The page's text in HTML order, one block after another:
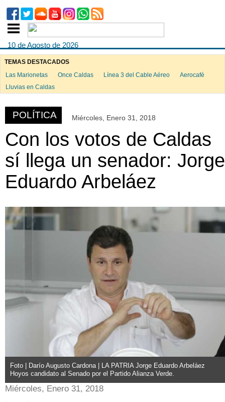
10 de Agosto de 2026
TEMAS DESTACADOS
Las Marionetas
Once Caldas Línea 3 del Cable Aéreo
Aerocafé
Lluvias en Caldas
POLÍTICA Miércoles, Enero 31, 2018
Con los votos de Caldas
sí llega un senador: Jorge
Eduardo Arbeláez
Foto | Darío Augusto Cardona | LA PATRIA Jorge Eduardo Arbeláez
Hoyos candidato al Senado por el Partido Alianza Verde.
Miércoles, Enero 31, 2018